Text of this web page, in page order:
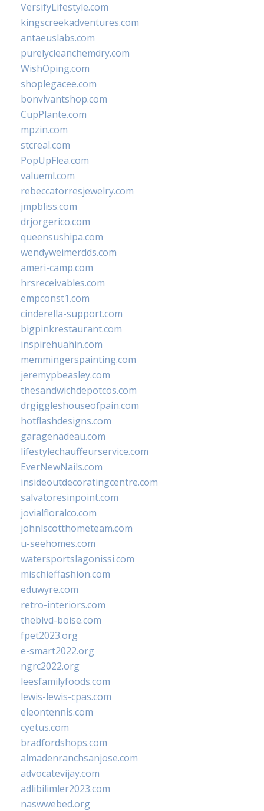
VersifyLifestyle.com
kingscreekadventures.com
antaeuslabs.com
purelycleanchemdry.com
WishOping.com
shoplegacee.com
bonvivantshop.com
CupPlante.com
mpzin.com
stcreal.com
PopUpFlea.com
valueml.com
rebeccatorresjewelry.com
jmpbliss.com
drjorgerico.com
queensushipa.com
wendyweimerdds.com
ameri-camp.com
hrsreceivables.com
empconst1.com
cinderella-support.com
bigpinkrestaurant.com
inspirehuahin.com
memmingerspainting.com
jeremypbeasley.com
thesandwichdepotcos.com
drgiggleshouseofpain.com
hotflashdesigns.com
garagenadeau.com
lifestylechauffeurservice.com
EverNewNails.com
insideoutdecoratingcentre.com
salvatoresinpoint.com
jovialfloralco.com
johnlscotthometeam.com
u-seehomes.com
watersportslagonissi.com
mischieffashion.com
eduwyre.com
retro-interiors.com
theblvd-boise.com
fpet2023.org
e-smart2022.org
ngrc2022.org
leesfamilyfoods.com
lewis-lewis-cpas.com
eleontennis.com
cyetus.com
bradfordshops.com
almadenranchsanjose.com
advocatevijay.com
adlibilimler2023.com
naswwebed.org